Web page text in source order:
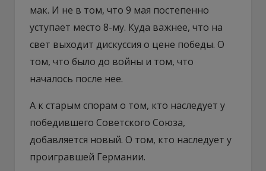
мак. И не в том, что 9 мая постепенно
уступает место 8-му. Куда важнее, что на
свет выходит дискуссия о цене победы. О
том, что было до войны и том, что
началось после нее.
А к старым спорам о том, кто наследует у
победившего Советского Союза,
добавляется новый. О том, кто наследует у
проигравшей Германии.